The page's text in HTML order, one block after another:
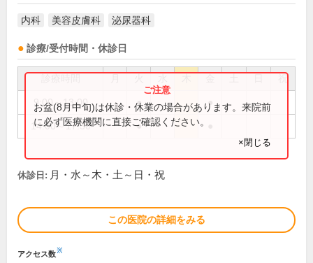
内科 美容皮膚科 泌尿器科
診療/受付時間・休診日
祝
9:00～13:00 ● ●
14:00～17:30 ●
お盆(8月中旬)は休診・休業の場合があります。来院前
に必ず医療機関に直接ご確認ください。
×閉じる
休診日: 月・水～木・土～日・祝
この医院の詳細をみる
アクセス数※